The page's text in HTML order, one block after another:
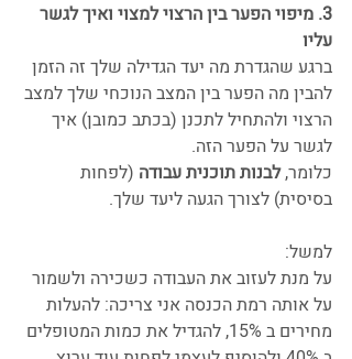
3. מיפוי הפער בין הרצוי למצוי ואיך לגשר
עליו
ברגע שהגדרת מה יעד הגדילה שלך זה הזמן
להבין מה הפער בין המצב הנוכחי שלך למצב
הרצוי ולהתחיל לתכנן (בכתב כמובן) איך
לגשר על הפער הזה.
כלומר, לבנות תוכנית עבודה (לפחות
בסיסית) לצורך הגעה ליעד שלך.
למשל:
על מנת לעזוב את העבודה כשכירה ולשמור
על אותה רמת הכנסה אני צריכה: להעלות
מחירים ב 15%, להגדיל את כמות המטופלים